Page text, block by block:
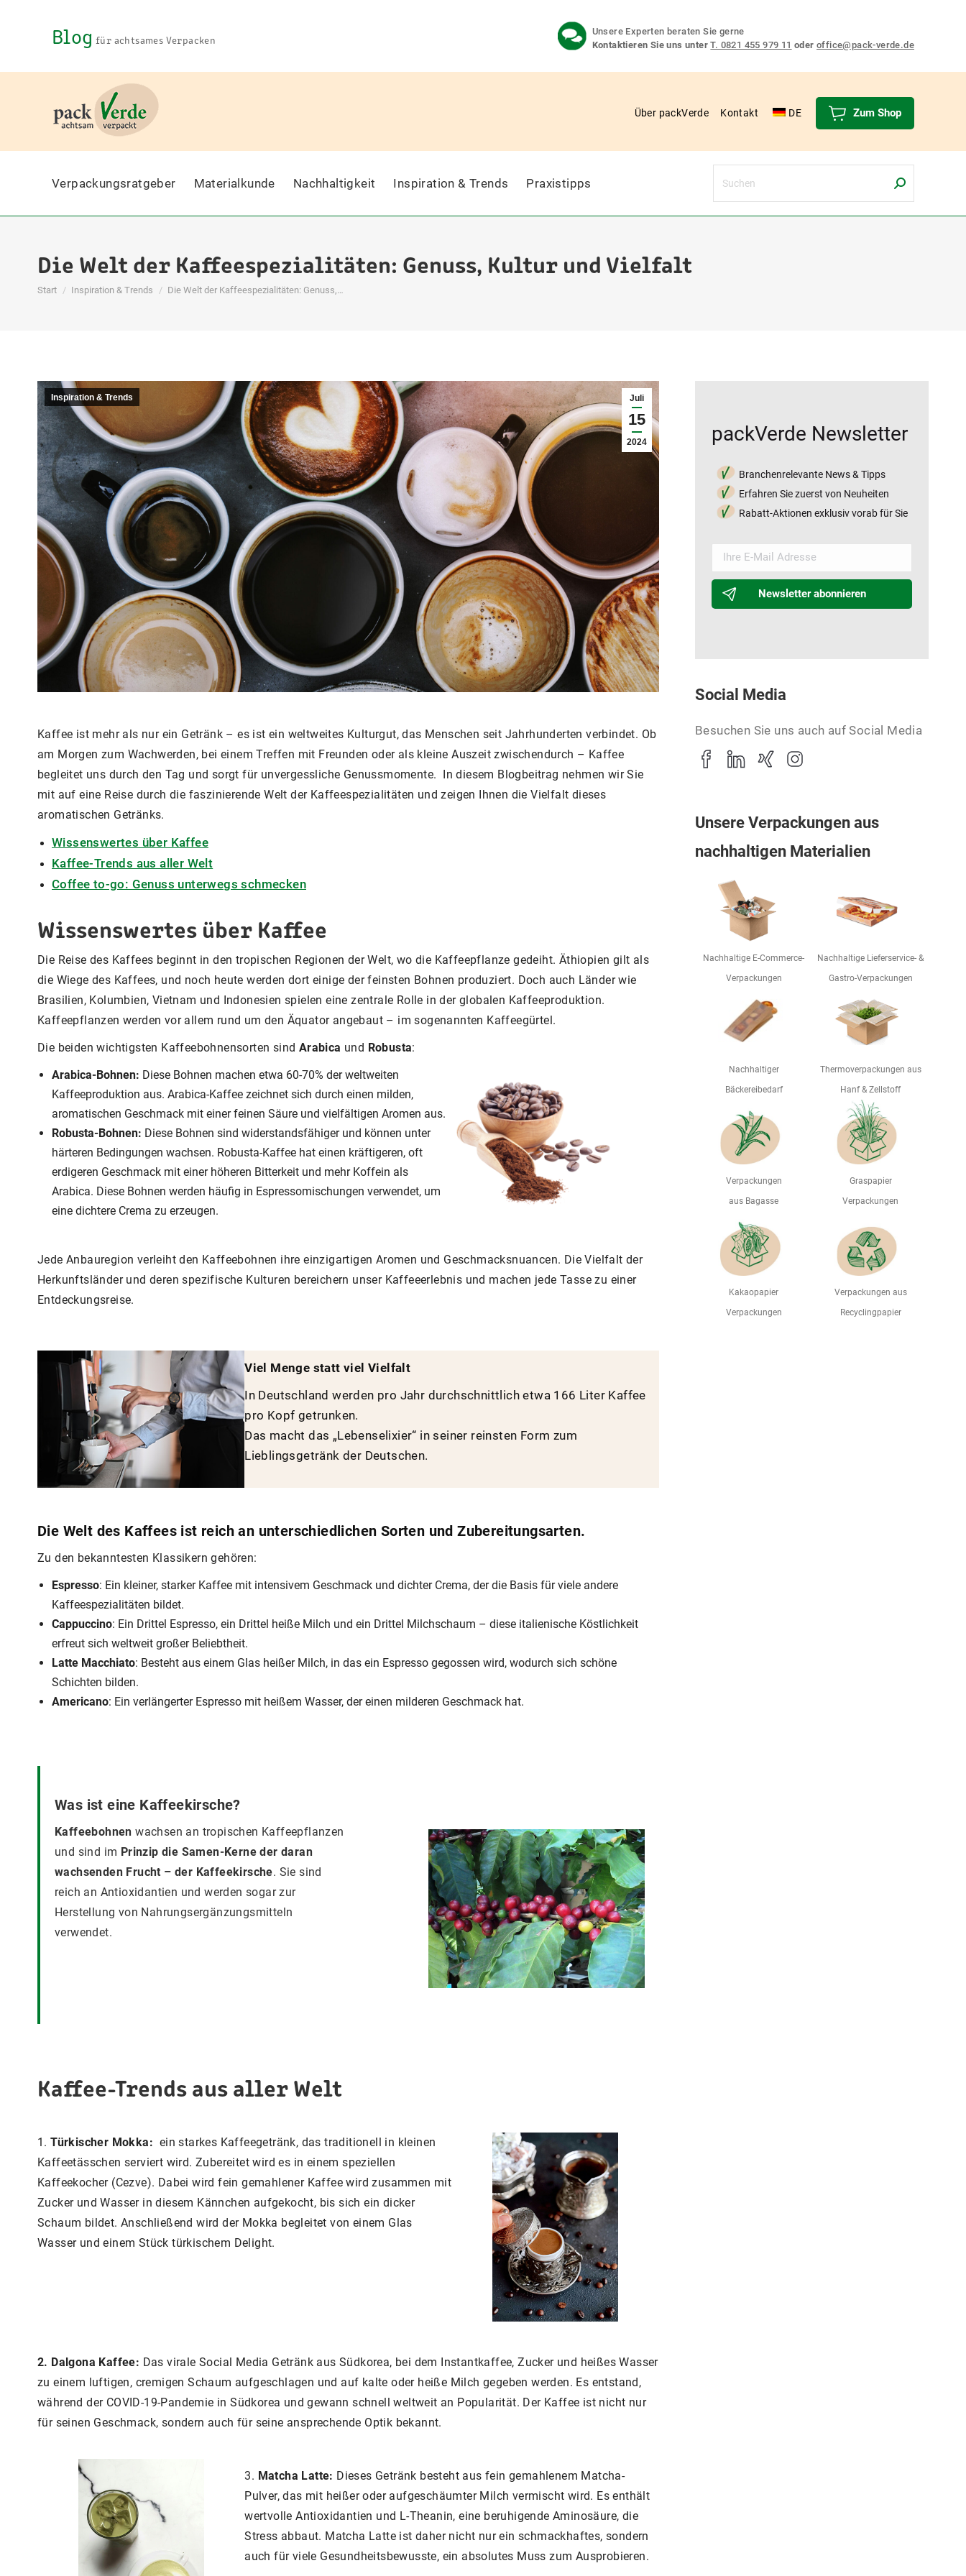
Blog für achtsames Verpacken
Unsere Experten beraten Sie gerne
Kontaktieren Sie uns unterT. 0821 455 979 11 oderoffice@pack-verde.de
Über packVerde Kontakt DE Zum Shop
Verpackungsratgeber Materialkunde Nachhaltigkeit Inspiration & Trends Praxistipps
Die Welt der Kaffeespezialitäten: Genuss, Kultur und Vielfalt
Sie befinden sich hier:
Start Inspiration & Trends Die Welt der Kaffeespezialitäten: Genuss,…
Juli
15
2024
Inspiration & Trends
Kaffee ist mehr als nur ein Getränk – es ist ein weltweites Kulturgut, das Menschen seit Jahrhunderten verbindet. Ob
am Morgen zum Wachwerden, bei einem Treffen mit Freunden oder als kleine Auszeit zwischendurch – Kaffee
begleitet uns durch den Tag und sorgt für unvergessliche Genussmomente. In diesem Blogbeitrag nehmen wir Sie
mit auf eine Reise durch die faszinierende Welt der Kaffeespezialitäten und zeigen Ihnen die Vielfalt dieses
aromatischen Getränks.
Wissenswertes über Kaffee
Kaffee-Trends aus aller Welt
Coffee to-go: Genuss unterwegs schmecken
Wissenswertes über Kaffee
Die Reise des Kaffees beginnt in den tropischen Regionen der Welt, wo die Kaffeepflanze gedeiht. Äthiopien gilt als
die Wiege des Kaffees, und noch heute werden dort einige der feinsten Bohnen produziert. Doch auch Länder wie
Brasilien, Kolumbien, Vietnam und Indonesien spielen eine zentrale Rolle in der globalen Kaffeeproduktion.
Kaffeepflanzen werden vor allem rund um den Äquator angebaut – im sogenannten Kaffeegürtel.
Die beiden wichtigsten Kaffeebohnensorten sind Arabica und Robusta:
Arabica-Bohnen: Diese Bohnen machen etwa 60-70% der weltweiten
Kaffeeproduktion aus. Arabica-Kaffee zeichnet sich durch einen milden,
aromatischen Geschmack mit einer feinen Säure und vielfältigen Aromen aus.
Robusta-Bohnen: Diese Bohnen sind widerstandsfähiger und können unter
härteren Bedingungen wachsen. Robusta-Kaffee hat einen kräftigeren, oft
erdigeren Geschmack mit einer höheren Bitterkeit und mehr Koffein als
Arabica. Diese Bohnen werden häufig in Espressomischungen verwendet, um
eine dichtere Crema zu erzeugen.
Jede Anbauregion verleiht den Kaffeebohnen ihre einzigartigen Aromen und Geschmacksnuancen. Die Vielfalt der
Herkunftsländer und deren spezifische Kulturen bereichern unser Kaffeeerlebnis und machen jede Tasse zu einer
Entdeckungsreise.
Viel Menge statt viel Vielfalt
In Deutschland werden pro Jahr durchschnittlich etwa 166 Liter Kaffee
pro Kopf getrunken.
Das macht das „Lebenselixier“ in seiner reinsten Form zum
Lieblingsgetränk der Deutschen.
Die Welt des Kaffees ist reich an unterschiedlichen Sorten und Zubereitungsarten.
Zu den bekanntesten Klassikern gehören:
Espresso: Ein kleiner, starker Kaffee mit intensivem Geschmack und dichter Crema, der die Basis für viele andere
Kaffeespezialitäten bildet.
Cappuccino: Ein Drittel Espresso, ein Drittel heiße Milch und ein Drittel Milchschaum – diese italienische Köstlichkeit
erfreut sich weltweit großer Beliebtheit.
Latte Macchiato: Besteht aus einem Glas heißer Milch, in das ein Espresso gegossen wird, wodurch sich schöne
Schichten bilden.
Americano: Ein verlängerter Espresso mit heißem Wasser, der einen milderen Geschmack hat.
Was ist eine Kaffeekirsche?
Kaffeebohnen wachsen an tropischen Kaffeepflanzen
und sind im Prinzip die Samen-Kerne der daran
wachsenden Frucht – der Kaffeekirsche. Sie sind
reich an Antioxidantien und werden sogar zur
Herstellung von Nahrungsergänzungsmitteln
verwendet.
Kaffee-Trends aus aller Welt
1.Türkischer Mokka: ein starkes Kaffeegetränk, das traditionell in kleinen
Kaffeetässchen serviert wird. Zubereitet wird es in einem speziellen
Kaffeekocher (Cezve). Dabei wird fein gemahlener Kaffee wird zusammen mit
Zucker und Wasser in diesem Kännchen aufgekocht, bis sich ein dicker
Schaum bildet. Anschließend wird der Mokka begleitet von einem Glas
Wasser und einem Stück türkischem Delight.
2. Dalgona Kaffee: Das virale Social Media Getränk aus Südkorea, bei dem Instantkaffee, Zucker und heißes Wasser
zu einem luftigen, cremigen Schaum aufgeschlagen und auf kalte oder heiße Milch gegeben werden. Es entstand,
während der COVID-19-Pandemie in Südkorea und gewann schnell weltweit an Popularität. Der Kaffee ist nicht nur
für seinen Geschmack, sondern auch für seine ansprechende Optik bekannt.
3. Matcha Latte: Dieses Getränk besteht aus fein gemahlenem Matcha-
Pulver, das mit heißer oder aufgeschäumter Milch vermischt wird. Es enthält
wertvolle Antioxidantien und L-Theanin, eine beruhigende Aminosäure, die
Stress abbaut. Matcha Latte ist daher nicht nur ein schmackhaftes, sondern
auch für viele Gesundheitsbewusste, ein absolutes Muss zum Ausprobieren.
packVerde Newsletter
Branchenrelevante News & Tipps
Erfahren Sie zuerst von Neuheiten
Rabatt-Aktionen exklusiv vorab für Sie
Newsletter abonnieren
Social Media
Besuchen Sie uns auch auf Social Media
Unsere Verpackungen aus
nachhaltigen Materialien
Nachhaltige E-Commerce-
Verpackungen
Nachhaltige Lieferservice- &
Gastro-Verpackungen
Nachhaltiger
Bäckereibedarf
Thermoverpackungen aus
Hanf & Zellstoff
Verpackungen
aus Bagasse
Graspapier
Verpackungen
Kakaopapier
Verpackungen
Verpackungen aus
Recyclingpapier